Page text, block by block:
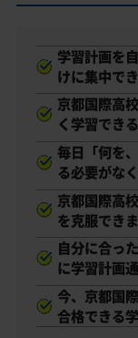
学習計画を
けに集中で
京都国際高
く学習でき
毎日「何を
る必要がな
京都国際高
を克服でき
自分に合っ
に学習計画
今、京都国
合格できる